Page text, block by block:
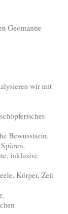
Geomantie
wir mit
Bewusstsein.
inklusive
Körper, Zeit